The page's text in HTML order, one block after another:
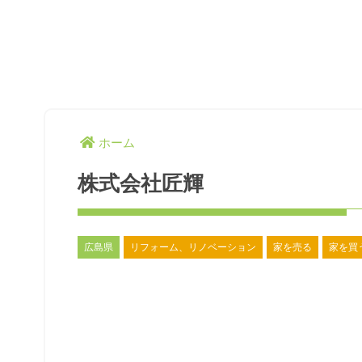
ホーム
株式会社匠輝
広島県 リフォーム、リノベーション 家を売る 家を買